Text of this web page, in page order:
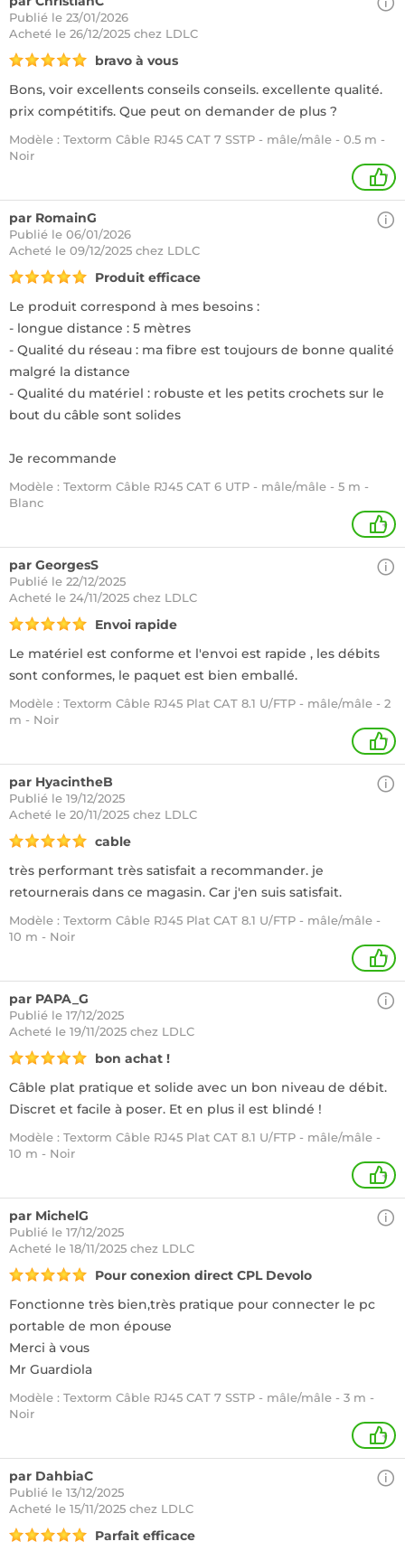
Publié le 23/01/2026
Acheté le 26/12/2025 chez LDLC
bravo à vous
Bons, voir excellents conseils conseils. excellente qualité.
prix compétitifs. Que peut on demander de plus ?
Modèle : Textorm Câble RJ45 CAT 7 SSTP - mâle/mâle - 0.5 m -
Noir
1
par RomainG
Publié le 06/01/2026
Acheté le 09/12/2025 chez LDLC
Produit efficace
Le produit correspond à mes besoins :
- longue distance : 5 mètres
- Qualité du réseau : ma fibre est toujours de bonne qualité
malgré la distance
- Qualité du matériel : robuste et les petits crochets sur le
bout du câble sont solides
Je recommande
Modèle : Textorm Câble RJ45 CAT 6 UTP - mâle/mâle - 5 m -
Blanc
+
par GeorgesS
Publié le 22/12/2025
Acheté le 24/11/2025 chez LDLC
Envoi rapide
Le matériel est conforme et l'envoi est rapide , les débits
sont conformes, le paquet est bien emballé.
Modèle : Textorm Câble RJ45 Plat CAT 8.1 U/FTP - mâle/mâle - 2
m - Noir
1
par HyacintheB
Publié le 19/12/2025
Acheté le 20/11/2025 chez LDLC
cable
très performant très satisfait a recommander. je
retournerais dans ce magasin. Car j'en suis satisfait.
Modèle : Textorm Câble RJ45 Plat CAT 8.1 U/FTP - mâle/mâle -
10 m - Noir
1
par PAPA_G
Publié le 17/12/2025
Acheté le 19/11/2025 chez LDLC
bon achat !
Câble plat pratique et solide avec un bon niveau de débit.
Discret et facile à poser. Et en plus il est blindé !
Modèle : Textorm Câble RJ45 Plat CAT 8.1 U/FTP - mâle/mâle -
10 m - Noir
+
par MichelG
Publié le 17/12/2025
Acheté le 18/11/2025 chez LDLC
Pour conexion direct CPL Devolo
Fonctionne très bien,très pratique pour connecter le pc
portable de mon épouse
Merci à vous
Mr Guardiola
Modèle : Textorm Câble RJ45 CAT 7 SSTP - mâle/mâle - 3 m -
Noir
+
par DahbiaC
Publié le 13/12/2025
Acheté le 15/11/2025 chez LDLC
Parfait efficace